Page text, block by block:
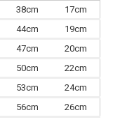
38cm
17cm
44cm
19cm
47cm
20cm
50cm
22cm
53cm
24cm
56cm 26cm